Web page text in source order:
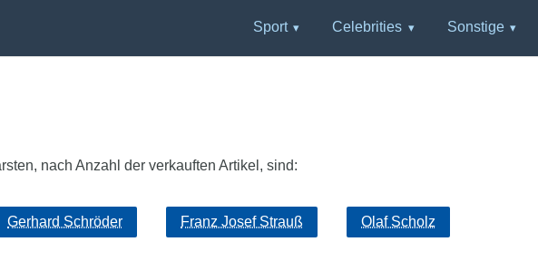
Sport Celebrities Sonstige
nach Anzahl der verkauften Artikel, sind:
Gerhard Schröder Franz Josef Strauß Olaf Scholz